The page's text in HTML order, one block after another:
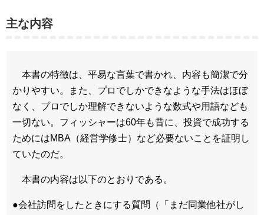
主な内容
本書の特徴は、平易な言葉で書かれ、内容も簡潔で分
かりやすい。また、プロでしかできなような手法はほぼ
なく、プロでしか理解できないような数式や用語なども
一切ない。フィッシャーは60年も昔に、投資で成功する
ためにはMBA（経営学修士）など必要ないことを証明し
ていたのだ。
本書の内容は以下のとおりである。
●会社訪問をしたときにする質問（「まだ同業他社がし